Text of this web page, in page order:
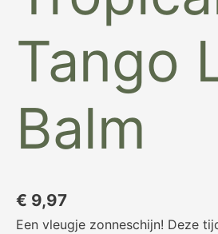
Tango
Balm
€ 9,97
Een vleugje zonneschijn! Deze